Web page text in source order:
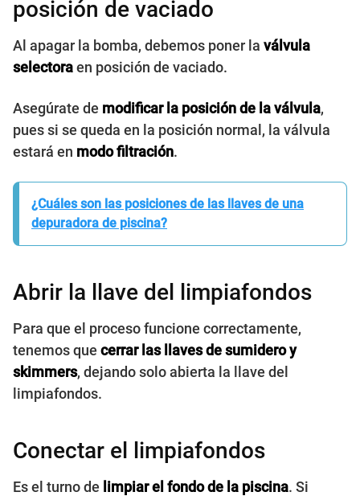
posición de vaciado
Al apagar la bomba, debemos poner la válvula
selectoraen posición de vaciado.
Asegúrate de modificar la posición de la válvula,
pues si se queda en la posición normal, la válvula
estará en modo filtración.
¿Cuáles son las posiciones de las llaves de una
depuradora de piscina?
Abrir la llave del limpiafondos
Para que el proceso funcione correctamente,
tenemos que cerrar las llaves de sumidero y
skimmers, dejando solo abierta la llave del
limpiafondos.
Conectar el limpiafondos
Es el turno de limpiar el fondo de la piscina. Si